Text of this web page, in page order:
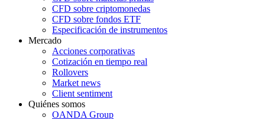
CFD sobre criptomonedas
CFD sobre fondos ETF
Especificación de instrumentos
Mercado
Acciones corporativas
Cotización en tiempo real
Rollovers
Market news
Client sentiment
Quiénes somos
OANDA Group